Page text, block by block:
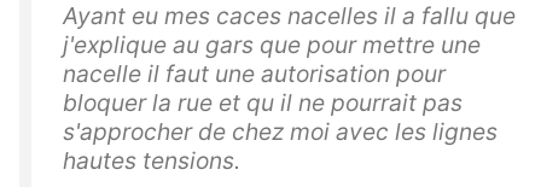
Ayant eu mes caces nacelles il a fallu que
j'explique au gars que pour mettre une
nacelle il faut une autorisation pour
bloquer la rue et qu il ne pourrait pas
s'approcher de chez moi avec les lignes
hautes tensions.